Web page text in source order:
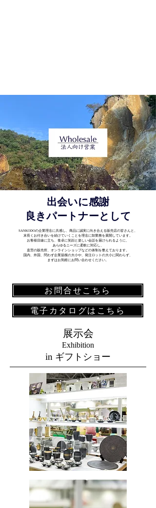
出会いに感謝
​良きパートナーとして
SANKODOの企業理念に共感し、商品に誠実に向き合える販売店の皆さんと、
末長くお付き合いを続けていくことを理念に卸業務を展開しています。
お客様目線に立ち、食卓に笑顔と楽しい会話を届けられるように、
あらゆるニーズに柔軟に対応し、
直営の販売所、オンラインショップなどの体制を整えております。
国内、外国、問わず企業規模の大小や、発注ロットの大小に関わらず、
まずはお気軽にお問い合わせください。
お問合せこちら
電子カタログはこちら
展示会
Exhibition
in ギフトショー